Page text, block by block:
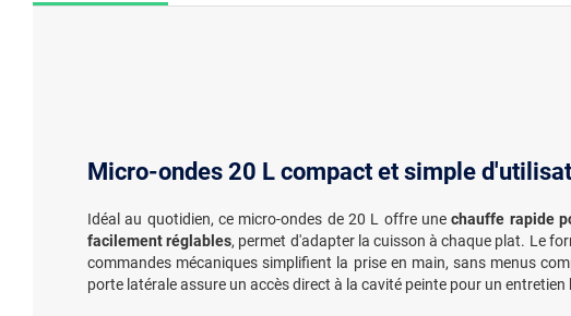
Micro-ondes 20 L compact et simple
Idéal au quotidien, ce micro-ondes de 20 L offre unechauffe rapide
facilement réglables, permet d'adapter la cuisson à chaque plat. Le
commandes mécaniques simplifient la prise en main, sans menus
porte latérale assure un accès direct à la cavité peinte pour un entretien